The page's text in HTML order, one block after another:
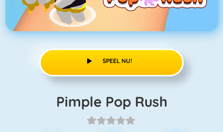
SPEEL NU!
Pimple Pop Rush